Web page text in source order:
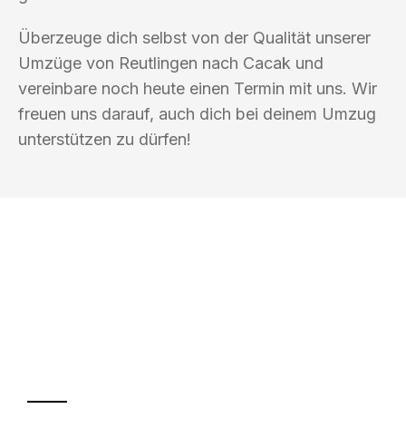
Überzeuge dich selbst von der Qualität unserer
Umzüge von Reutlingen nach Cacak und
vereinbare noch heute einen Termin mit uns. Wir
freuen uns darauf, auch dich bei deinem Umzug
unterstützen zu dürfen!